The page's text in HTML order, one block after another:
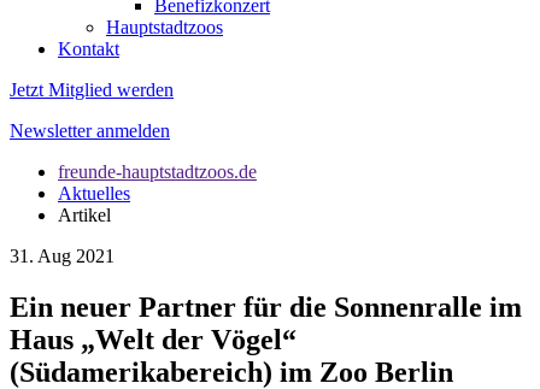
Benefizkonzert
Hauptstadtzoos
Kontakt
Jetzt Mitglied werden
Newsletter anmelden
freunde-hauptstadtzoos.de
Aktuelles
Artikel
31. Aug 2021
Ein neuer Partner für die Sonnenralle im
Haus „Welt der Vögel“
(Südamerikabereich) im Zoo Berlin